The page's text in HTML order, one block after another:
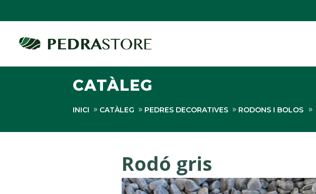
CATÀLEG
INICI CATÀLEG PEDRES DECORATIVES RODONS I BOLOS
Rodó gris